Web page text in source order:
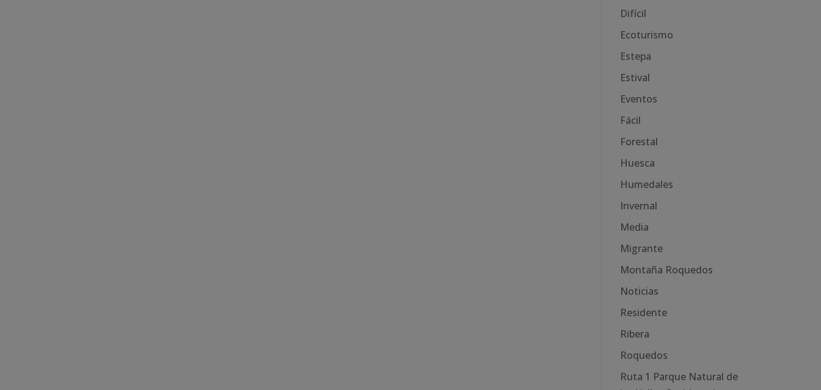
Difícil
Ecoturismo
Estepa
Estival
Eventos
Fácil
Forestal
Huesca
Humedales
Invernal
Media
Migrante
Montaña Roquedos
Noticias
Residente
Ribera
Roquedos
Ruta 1 Parque Natural de